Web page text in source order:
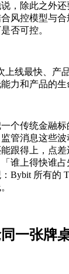
，除此之外
风控模型与
否可控。
上线最快、产
力和产品的生
个传统金融
管消息这些
跟得上，点
谁上得快谁
Bybit 所有的
一张牌